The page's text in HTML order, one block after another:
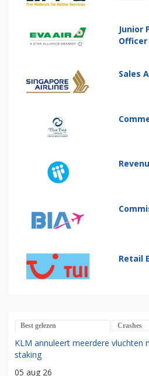
Junior
Officer
Sales
Retail
Best gelezen Crashes
KLM annuleert meerdere vluchten
staking
05 aug 26